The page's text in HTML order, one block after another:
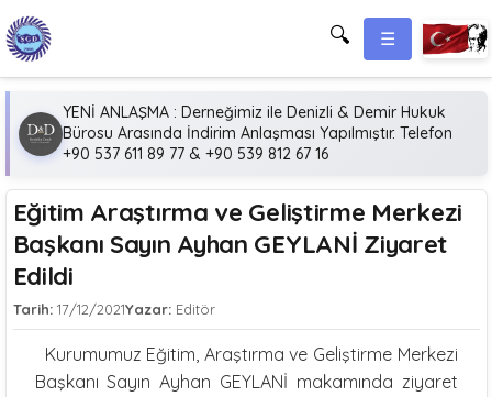
🔍 ☰
YENİ ANLAŞMA : Derneğimiz ile Denizli & Demir Hukuk
Bürosu Arasında İndirim Anlaşması Yapılmıştır. Telefon
+90 537 611 89 77 & +90 539 812 67 16
Eğitim Araştırma ve Geliştirme Merkezi
Başkanı Sayın Ayhan GEYLANİ Ziyaret
Edildi
Tarih: 17/12/2021Yazar:Editör
Kurumumuz Eğitim, Araştırma ve Geliştirme Merkezi
Başkanı Sayın Ayhan GEYLANİ makamında ziyaret